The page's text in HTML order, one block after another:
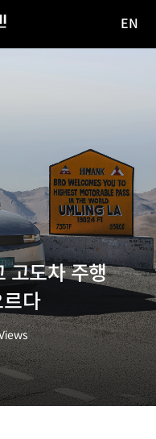
EN
고도차 주행
다